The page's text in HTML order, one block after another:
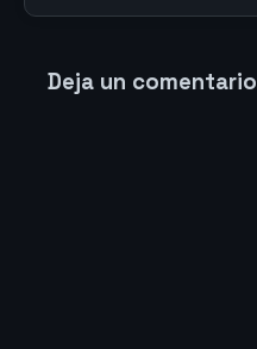
Deja un comentario